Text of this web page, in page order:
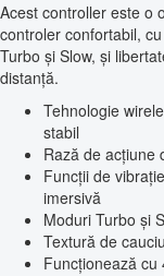
Acest controller este o
controler confortabil,
Turbo și Slow, și
distanță.
Tehnologie
stabil
Rază de acțiune
Funcții de
imersivă
Moduri Turbo și
Textură de
Funcționează